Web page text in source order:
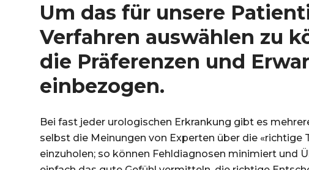
Um das für unsere
Verfahren auswählen zu
die Präferenzen und
einbezogen.
Bei fast jeder urologischen Erkrankung gibt es
selbst die Meinungen von Experten über die «richtige
einzuholen; so können Fehldiagnosen minimiert und